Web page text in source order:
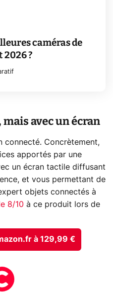
caméras de
?
mais avec un écran
connecté. Concrètement,
apportés par une
un écran tactile diffusant
et vous permettant de
objets connectés à
8/10 à ce produit lors de
à 129,99 €